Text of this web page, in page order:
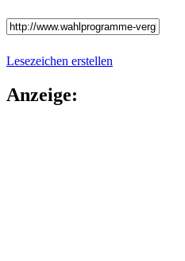
Lesezeichen erstellen
Anzeige: